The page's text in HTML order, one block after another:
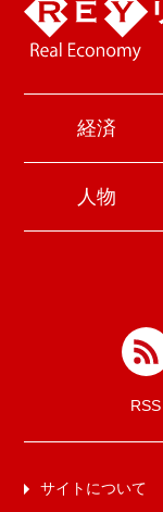
経済
人物
RSS
サイトについて